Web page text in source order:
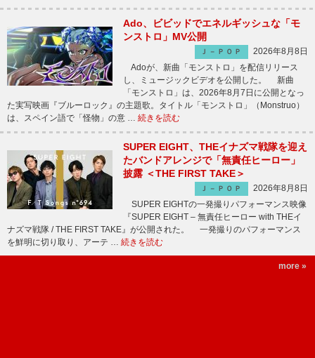
Ado、ビビッドでエネルギッシュな「モ
ンストロ」MV公開
Ｊ－ＰＯＰ
2026年8月8日
Adoが、新曲「モンストロ」を配信リリース
し、ミュージックビデオを公開した。 新曲
「モンストロ」は、2026年8月7日に公開となっ
た実写映画『ブルーロック』の主題歌。タイトル「モンストロ」（Monstruo）
は、スペイン語で「怪物」の意 … 続きを読む
SUPER EIGHT、THEイナズマ戦隊を迎え
たバンドアレンジで「無責任ヒーロー」
披露 ＜THE FIRST TAKE＞
Ｊ－ＰＯＰ
2026年8月8日
SUPER EIGHTの一発撮りパフォーマンス映像
『SUPER EIGHT – 無責任ヒーロー with THEイ
ナズマ戦隊 / THE FIRST TAKE』が公開された。 一発撮りのパフォーマンス
を鮮明に切り取り、アーテ … 続きを読む
more »